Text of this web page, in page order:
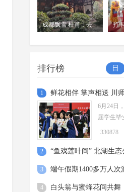
四川省第十一届
六届特殊奥林匹
9月在广安、内江
06-23
雨过天晴 绝美
现“窗含西岭千
成都迎来了久违
更在遥远的天际线
成都飘雪 杜甫：去
地
打
开
排行榜 日
1
6月24日
届学生毕
330878
2
3
4